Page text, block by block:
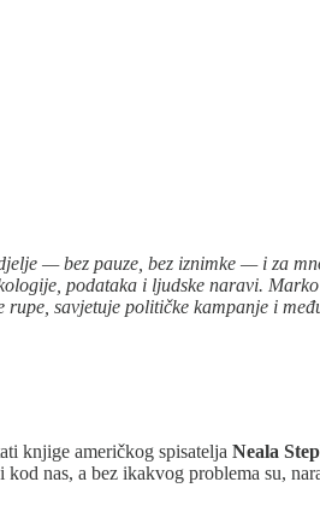
— bez pauze, bez iznimke — i za
podataka i ljudske naravi.
savjetuje političke kampanje i
knjige američkog spisatelja Neala
nas, a bez ikakvog problema su,